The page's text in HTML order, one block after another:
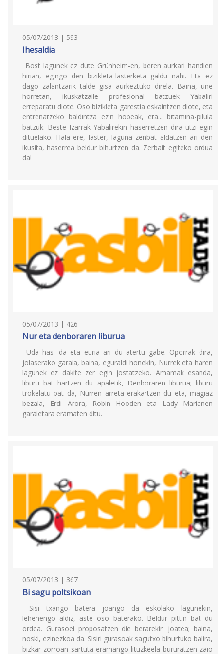
05/07/2013 | 593
Ihesaldia
Bost lagunek ez dute Grünheim-en, beren aurkari handien
hirian, egingo den bizikleta-lasterketa galdu nahi. Eta ez
dago zalantzarik talde gisa aurkeztuko direla. Baina, une
horretan, ikuskatzaile profesional batzuek Yabaliri
erreparatu diote. Oso bizikleta garestia eskaintzen diote, eta
entrenatzeko baldintza ezin hobeak, eta... bitamina-pilula
batzuk. Beste Izarrak Yabalirekin haserretzen dira utzi egin
dituelako. Hala ere, laster, laguna zenbat aldatzen ari den
ikusita, haserrea beldur bihurtzen da. Zerbait egiteko ordua
da!
05/07/2013 | 426
Nur eta denboraren liburua
Uda hasi da eta euria ari du atertu gabe. Oporrak dira,
jolaserako garaia, baina, eguraldi honekin, Nurrek eta haren
lagunek ez dakite zer egin jostatzeko. Amamak esanda,
liburu bat hartzen du apaletik, Denboraren liburua; liburu
trokelatu bat da, Nurren arreta erakartzen du eta, magiaz
bezala, Erdi Arora, Robin Hooden eta Lady Marianen
garaietara eramaten ditu.
05/07/2013 | 367
Bi sagu poltsikoan
Sisi txango batera joango da eskolako lagunekin,
lehenengo aldiz, aste oso baterako. Beldur pittin bat du
ordea. Gurasoei proposatzen die berarekin joatea; baina,
noski, ezinezkoa da. Sisiri gurasoak sagutxo bihurtuko balira,
bizkar zorroan sartuta eramango lituzkeela bururatzen zaio